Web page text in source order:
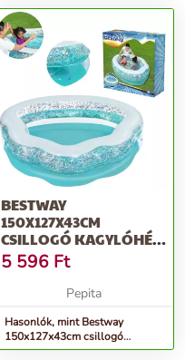
BESTWAY
150X127X43CM
CSILLOGÓ KAGYLÓHÉJ
GYEREKMEDENCE
(SME121) -...
5 596 Ft
Pepita
Hasonlók, mint Bestway
150x127x43cm csillogó
Kagylóhéj Gyerekmedence